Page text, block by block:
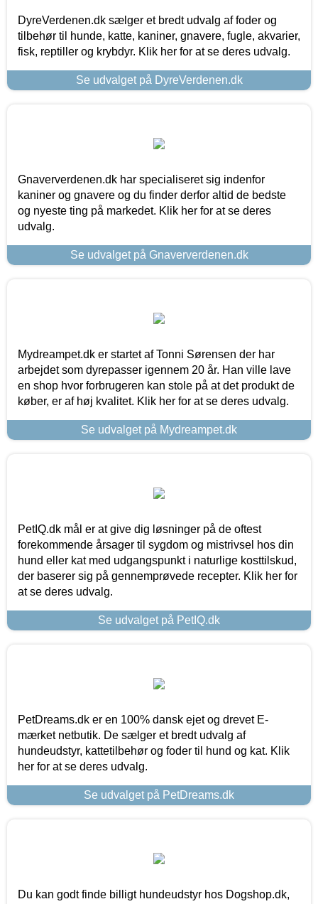
DyreVerdenen.dk sælger et bredt udvalg af foder og
tilbehør til hunde, katte, kaniner, gnavere, fugle, akvarier,
fisk, reptiller og krybdyr. Klik her for at se deres udvalg.
Se udvalget på DyreVerdenen.dk
Gnaververdenen.dk har specialiseret sig indenfor
kaniner og gnavere og du finder derfor altid de bedste
og nyeste ting på markedet. Klik her for at se deres
udvalg.
Se udvalget på Gnaververdenen.dk
Mydreampet.dk er startet af Tonni Sørensen der har
arbejdet som dyrepasser igennem 20 år. Han ville lave
en shop hvor forbrugeren kan stole på at det produkt de
køber, er af høj kvalitet. Klik her for at se deres udvalg.
Se udvalget på Mydreampet.dk
PetIQ.dk mål er at give dig løsninger på de oftest
forekommende årsager til sygdom og mistrivsel hos din
hund eller kat med udgangspunkt i naturlige kosttilskud,
der baserer sig på gennemprøvede recepter. Klik her for
at se deres udvalg.
Se udvalget på PetIQ.dk
PetDreams.dk er en 100% dansk ejet og drevet E-
mærket netbutik. De sælger et bredt udvalg af
hundeudstyr, kattetilbehør og foder til hund og kat. Klik
her for at se deres udvalg.
Se udvalget på PetDreams.dk
Du kan godt finde billigt hundeudstyr hos Dogshop.dk,